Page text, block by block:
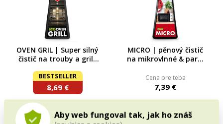
Aby web fungoval tak, jak ho znáš
OVEN GRIL | Super silný
čistič na trouby a grily
BESTSELLER
8,69 €
Do kočíka
MICRO | pěnový čistič
na mikrovlnné & parní
odmašťovací síla | 500
ml
Cena pre teba
7,39 €
Do kočíka